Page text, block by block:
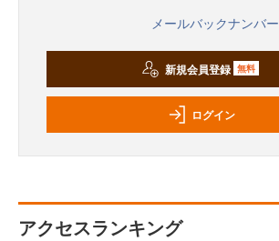
メールバックナンバー
新規会員登録 無料
ログイン
アクセスランキング